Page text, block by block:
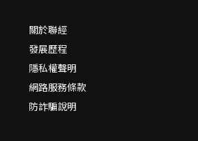
關於聯經
發展歷程
隱私權聲明
網路服務條款
防詐騙說明